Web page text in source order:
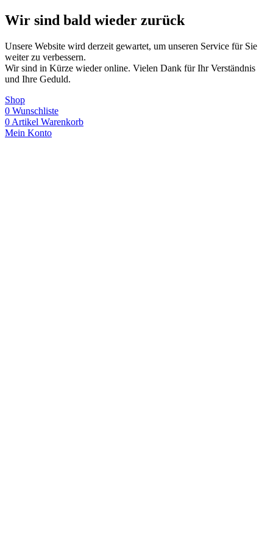
Wir sind bald wieder zurück
Unsere Website wird derzeit gewartet, um unseren Service für Sie
weiter zu verbessern.
Wir sind in Kürze wieder online. Vielen Dank für Ihr Verständnis
und Ihre Geduld.
Shop
0 Wunschliste
0 Artikel Warenkorb
Mein Konto